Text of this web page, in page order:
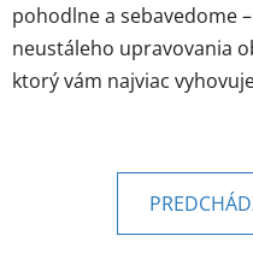
pohodlne a sebavedome
neustáleho upravovania
ktorý vám najviac